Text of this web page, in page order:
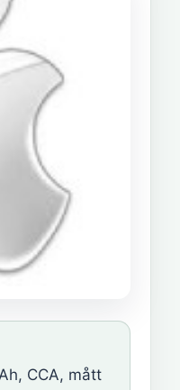
CCA, mått